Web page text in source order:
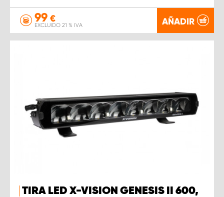
99 €
EXCLUIDO 21 % IVA AÑADIR
TIRA LED X-VISION GENESIS II 600,